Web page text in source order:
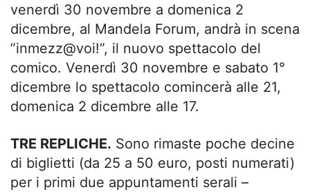
venerdì 30 novembre a domenica 2
dicembre, al Mandela Forum, andrà in scena
”inmezz@voi!”, il nuovo spettacolo del
comico. Venerdì 30 novembre e sabato 1°
dicembre lo spettacolo comincerà alle 21,
domenica 2 dicembre alle 17.
TRE REPLICHE. Sono rimaste poche decine
di biglietti (da 25 a 50 euro, posti numerati)
per i primi due appuntamenti serali –